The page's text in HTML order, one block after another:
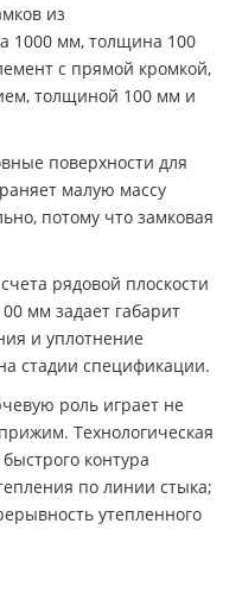
из
1000 мм, толщина 100
с прямой кромкой,
толщиной 100 мм и
поверхности для
малую массу
потому что замковая
рядовой плоскости
мм задает габарит
и уплотнение
стадии спецификации.
роль играет не
Технологическая
контура
по линии стыка;
утепленного